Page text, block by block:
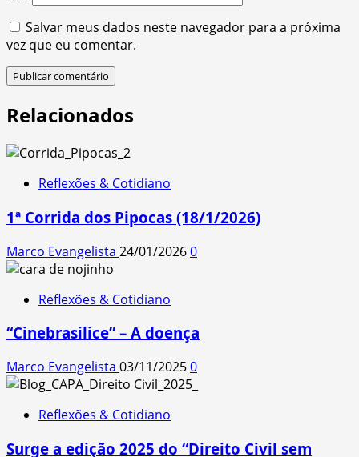
Salvar meus dados neste navegador para a próxima
vez que eu comentar.
Relacionados
Reflexões & Cotidiano
1ª Corrida dos Pipocas (18/1/2026)
Marco Evangelista 24/01/20260
Reflexões & Cotidiano
“Cinebrasilice” – A doença
Marco Evangelista 03/11/20250
Reflexões & Cotidiano
Surge a edição 2025 do “Direito Civil sem